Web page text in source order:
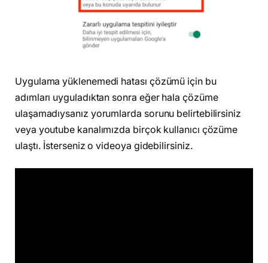
Uygulama yüklenemedi hatası çözümü için bu
adımları uyguladıktan sonra eğer hala çözüme
ulaşamadıysanız yorumlarda sorunu belirtebilirsiniz
veya youtube kanalımızda birçok kullanıcı çözüme
ulaştı. İsterseniz o videoya gidebilirsiniz.